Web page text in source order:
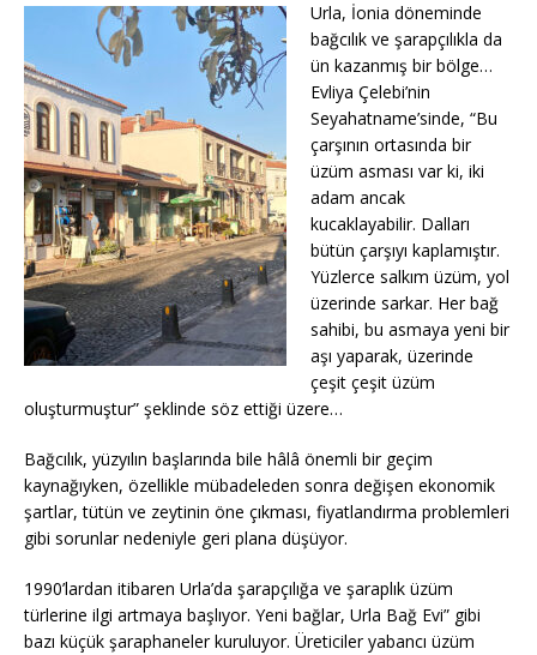
Urla, İonia döneminde
bağcılık ve şarapçılıkla da
ün kazanmış bir bölge…
Evliya Çelebi’nin
Seyahatname’sinde, “Bu
çarşının ortasında bir
üzüm asması var ki, iki
adam ancak
kucaklayabilir. Dalları
bütün çarşıyı kaplamıştır.
Yüzlerce salkım üzüm, yol
üzerinde sarkar. Her bağ
sahibi, bu asmaya yeni bir
aşı yaparak, üzerinde
çeşit çeşit üzüm
oluşturmuştur” şeklinde söz ettiği üzere…
Bağcılık, yüzyılın başlarında bile hâlâ önemli bir geçim
kaynağıyken, özellikle mübadeleden sonra değişen ekonomik
şartlar, tütün ve zeytinin öne çıkması, fiyatlandırma problemleri
gibi sorunlar nedeniyle geri plana düşüyor.
1990’lardan itibaren Urla’da şarapçılığa ve şaraplık üzüm
türlerine ilgi artmaya başlıyor. Yeni bağlar, Urla Bağ Evi” gibi
bazı küçük şaraphaneler kuruluyor. Üreticiler yabancı üzüm